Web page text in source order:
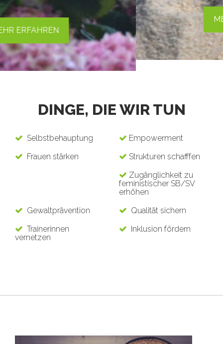
MEHR ERFAHREN
DINGE, DIE WIR TUN
Selbstbehauptung
Frauen stärken
Empowerment
Strukturen schafffen
Zugänglichkeit zu
feministischer SB/SV
erhöhen
Gewaltprävention
Trainerinnen
vernetzen
Qualität sichern
Inklusion fördern